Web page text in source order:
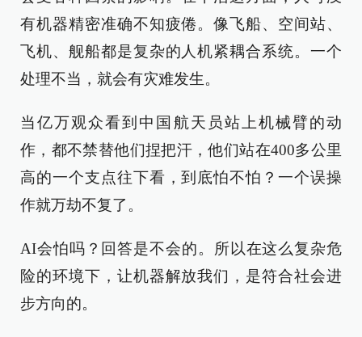
有机器精密准确不知疲倦。像飞船、空间站、
飞机、舰船都是复杂的人机紧耦合系统。一个
处理不当，就会有灾难发生。
当亿万观众看到中国航天员站上机械臂的动
作，都不禁替他们捏把汗，他们站在400多公里
高的一个支点往下看，到底怕不怕？一个误操
作就万劫不复了。
AI会怕吗？回答是不会的。所以在这么复杂危
险的环境下，让机器解放我们，是符合社会进
步方向的。